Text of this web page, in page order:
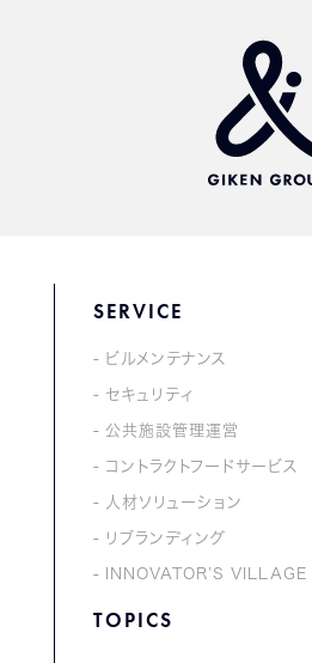
SERVICE
ビルメンテナンス
セキュリティ
公共施設管理運営
コントラクトフードサービス
人材ソリューション
リブランディング
INNOVATOR’S VILLAGE
TOPICS